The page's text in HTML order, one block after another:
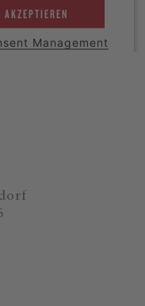
AKZEPTIEREN
Management